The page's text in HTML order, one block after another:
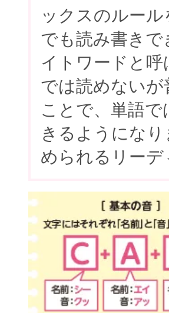
ックスのルー
でも読み書き
イトワードと
では読めない
ことで、単語
きるようにな
められるリー